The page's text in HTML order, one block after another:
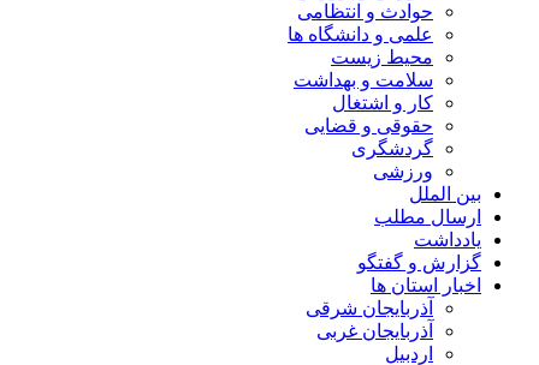
حوادث و انتظامی
علمی و دانشگاه ها
محیط زیست
سلامت و بهداشت
کار و اشتغال
حقوقی و قضایی
گردشگری
ورزشی
بین الملل
ارسال مطلب
یادداشت
گزارش و گفتگو
اخبار استان ها
آذربایجان شرقی
آذربایجان غربی
اردبیل